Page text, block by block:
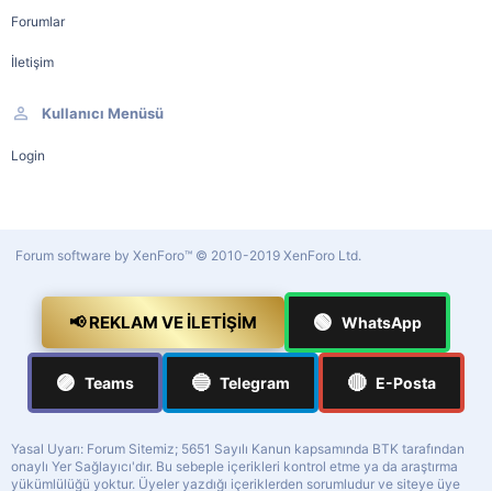
Forumlar
İletişim
Kullanıcı Menüsü
Login
Forum software by XenForo™ © 2010-2019 XenForo Ltd.
📢 REKLAM VE İLETIŞIM 🟢 WhatsApp
🟣 Teams 🔵 Telegram 🔴 E-Posta
Yasal Uyarı: Forum Sitemiz; 5651 Sayılı Kanun kapsamında BTK tarafından
onaylı Yer Sağlayıcı'dır. Bu sebeple içerikleri kontrol etme ya da araştırma
yükümlülüğü yoktur. Üyeler yazdığı içeriklerden sorumludur ve siteye üye